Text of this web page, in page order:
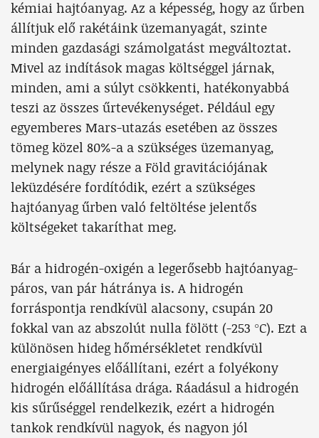
kémiai hajtóanyag. Az a képesség, hogy az űrben
állítjuk elő rakétáink üzemanyagát, szinte
minden gazdasági számolgatást megváltoztat.
Mivel az indítások magas költséggel járnak,
minden, ami a súlyt csökkenti, hatékonyabbá
teszi az összes űrtevékenységet. Például egy
egyemberes Mars-utazás esetében az összes
tömeg közel 80%-a a szükséges üzemanyag,
melynek nagy része a Föld gravitációjának
leküzdésére fordítódik, ezért a szükséges
hajtóanyag űrben való feltöltése jelentős
költségeket takaríthat meg.
Bár a hidrogén-oxigén a legerősebb hajtóanyag-
páros, van pár hátránya is. A hidrogén
forráspontja rendkívül alacsony, csupán 20
fokkal van az abszolút nulla fölött (-253 °C). Ezt a
különösen hideg hőmérsékletet rendkívül
energiaigényes előállítani, ezért a folyékony
hidrogén előállítása drága. Ráadásul a hidrogén
kis sűrűséggel rendelkezik, ezért a hidrogén
tankok rendkívül nagyok, és nagyon jól